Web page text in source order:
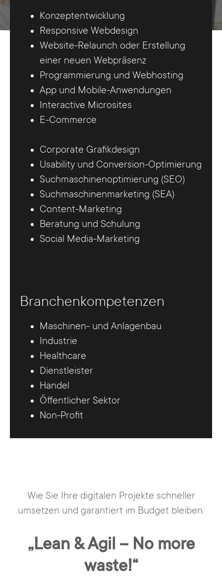
Konzeptentwicklung
Responsive Webdesign
Website-Relaunch oder Erstellung
einer neuen Webpräsenz
Programmierung und Webhosting
App und Mobile-Anwendungen
Interactive Microsites
E-Commerce
Corporate Grafikdesign
Usability und Conversion-Optimierung
Suchmaschinenoptimierung (SEO)
Suchmaschinenmarketing (SEA)
Content-Marketing
Beratung und Schulung
Social Media-Marketing
Branchenkompetenzen
Maschinen- und Anlagenbau
Industrie
Healthcare
Dienstleister
Handel
Öffentlicher Sektor
Non-Profit
Wie Sie Ihre digitalen Projekte schneller
umsetzen und garantiert im Budget bleiben:
„Lean & Agil – No more
waste!“